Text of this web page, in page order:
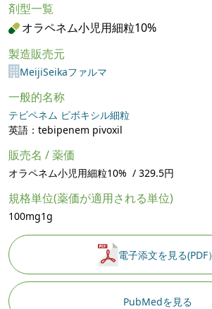
剤型一覧
オラペネム小児用細粒10%
製造販売元
MeijiSeikaファルマ
一般的名称
テビペネム ピボキシル細粒
英語：tebipenem pivoxil
販売名 / 薬価
オラペネム小児用細粒10% / 329.5円
規格単位(薬価が適用される単位)
100mg1g
電子添文を見る(PDF）
PubMedを見る